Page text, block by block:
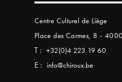
Centre Culturel de Liège
Place des Carmes, 8 -
T : +32(0)4 223 19 60
E : info@chiroux.be